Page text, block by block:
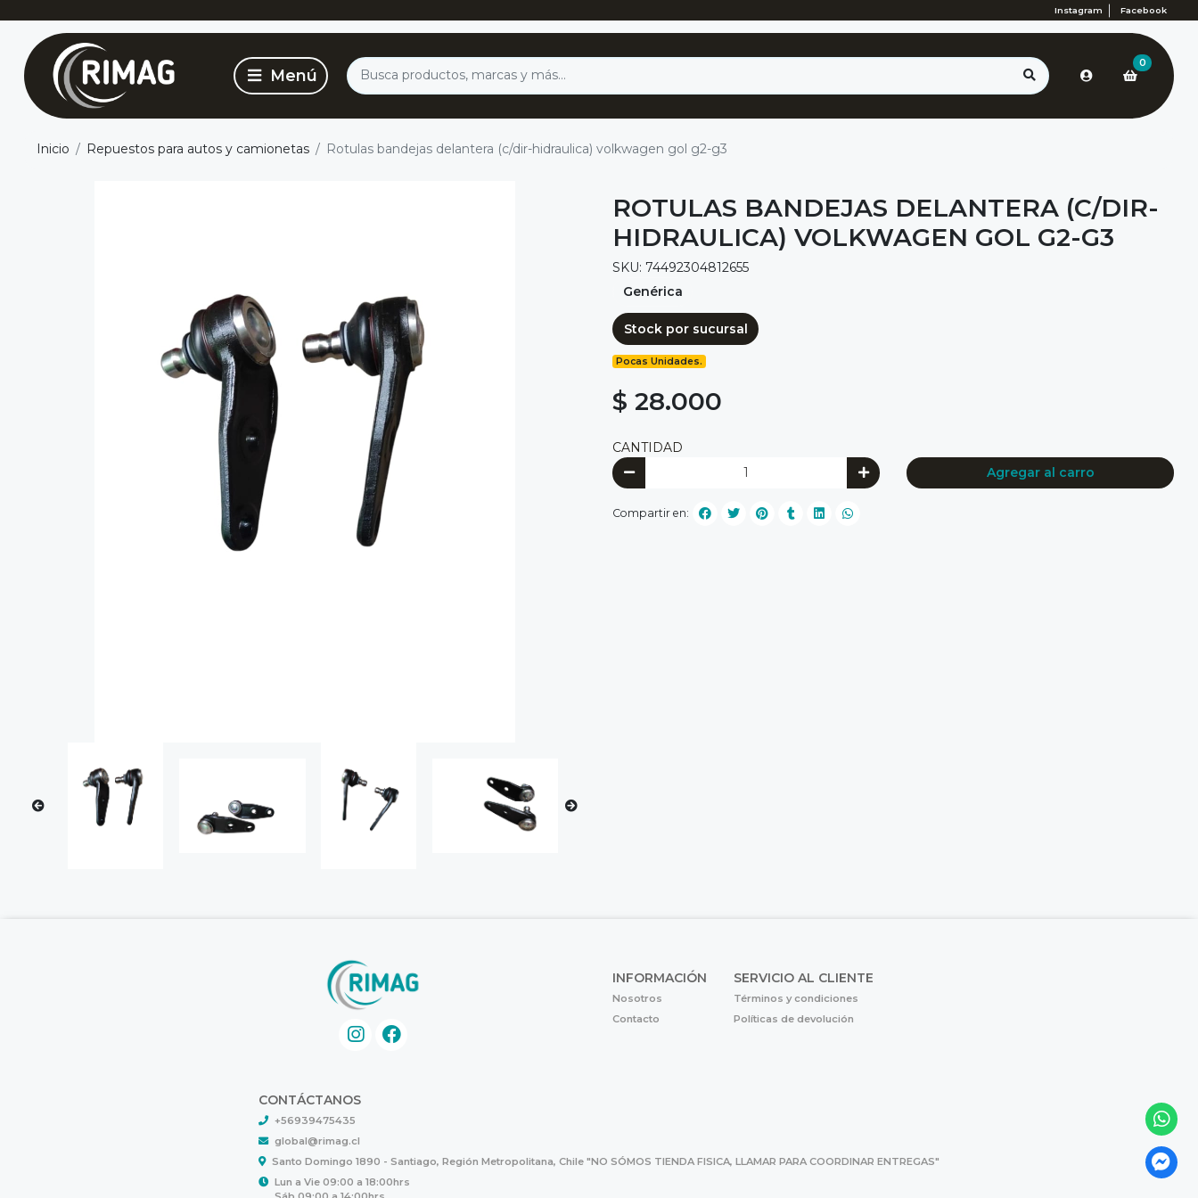
Instagram Facebook
0
Inicio Repuestos para autos y camionetas Rotulas bandejas delantera (c/dir-hidraulica) volkwagen gol g2-g3
ROTULAS BANDEJAS DELANTERA (C/DIR-
HIDRAULICA) VOLKWAGEN GOL G2-G3
SKU: 74492304812655
Genérica
Stock por sucursal
Pocas Unidades.
$ 28.000
CANTIDAD
Agregar al carro
Compartir en:
INFORMACIÓN
Nosotros
Contacto
SERVICIO AL CLIENTE
Términos y condiciones
Políticas de devolución
CONTÁCTANOS
+56939475435
global@rimag.cl
Santo Domingo 1890 - Santiago, Región Metropolitana, Chile "NO SÓMOS TIENDA FISICA, LLAMAR PARA COORDINAR ENTREGAS"
Lun a Vie 09:00 a 18:00hrs